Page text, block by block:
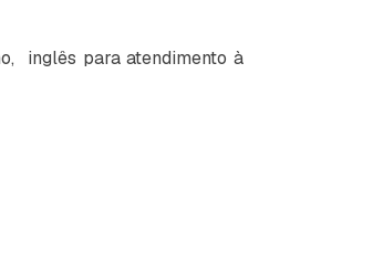
inglês para atendimento à